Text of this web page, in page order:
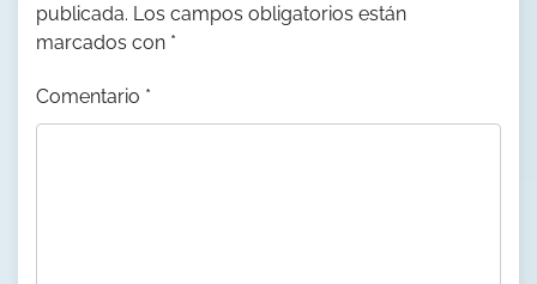
publicada. Los campos obligatorios están
marcados con *
Comentario *